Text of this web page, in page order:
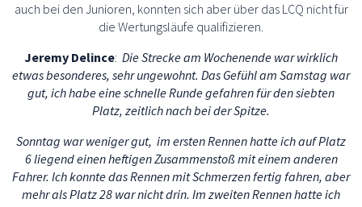
auch bei den Junioren, konnten sich aber über das LCQ nicht für
die Wertungsläufe qualifizieren.
Jeremy Delince: Die Strecke am Wochenende war wirklich
etwas besonderes, sehr ungewohnt. Das Gefühl am Samstag war
gut, ich habe eine schnelle Runde gefahren für den siebten
Platz, zeitlich nach bei der Spitze.
Sonntag war weniger gut, im ersten Rennen hatte ich auf Platz
6 liegend einen heftigen Zusammenstoß mit einem anderen
Fahrer. Ich konnte das Rennen mit Schmerzen fertig fahren, aber
mehr als Platz 28 war nicht drin. Im zweiten Rennen hatte ich